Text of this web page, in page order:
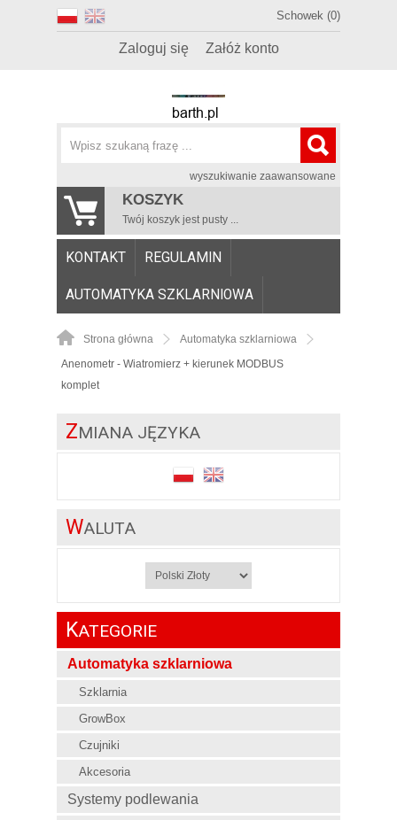
Schowek (0)
Zaloguj się Załóż konto
wyszukiwanie zaawansowane
KOSZYK
Twój koszyk jest pusty ...
KONTAKT REGULAMIN
AUTOMATYKA SZKLARNIOWA
Strona główna
Automatyka szklarniowa
Anenometr - Wiatromierz + kierunek MODBUS
komplet
ZMIANA JĘZYKA
WALUTA
KATEGORIE
Automatyka szklarniowa
Szklarnia
GrowBox
Czujniki
Akcesoria
Systemy podlewania